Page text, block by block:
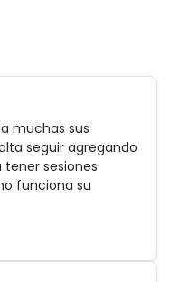
muchas sus
seguir agregando
sesiones
funciona su